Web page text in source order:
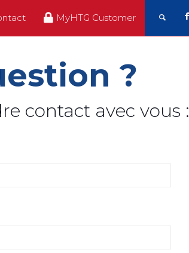
MyHTG Customer
?
contact avec vous :